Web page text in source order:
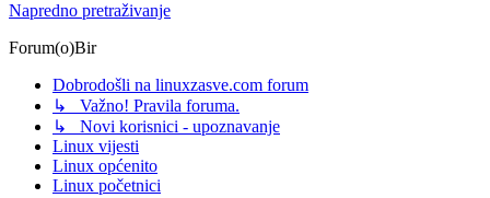
Napredno pretraživanje
Forum(o)Bir
Dobrodošli na linuxzasve.com forum
↳ Važno! Pravila foruma.
↳ Novi korisnici - upoznavanje
Linux vijesti
Linux općenito
Linux početnici